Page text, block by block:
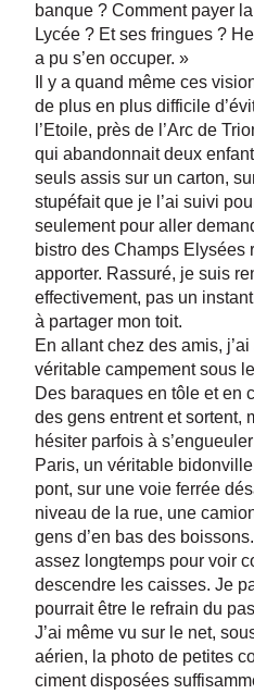
banque ? Comment payer
Lycée ? Et ses fringues ?
a pu s’en occuper. »
Il y a quand même ces
de plus en plus difficile
l’Etoile, près de l’Arc de
qui abandonnait deux
seuls assis sur un carton,
stupéfait que je l’ai suivi
seulement pour aller
bistro des Champs Elysées
apporter. Rassuré, je suis
effectivement, pas un
à partager mon toit.
En allant chez des amis,
véritable campement sous
Des baraques en tôle et en
des gens entrent et sortent,
hésiter parfois à
Paris, un véritable
pont, sur une voie ferrée
niveau de la rue, une
gens d’en bas des
assez longtemps pour voir
descendre les caisses. Je
pourrait être le refrain du
J’ai même vu sur le net,
aérien, la photo de petites
ciment disposées